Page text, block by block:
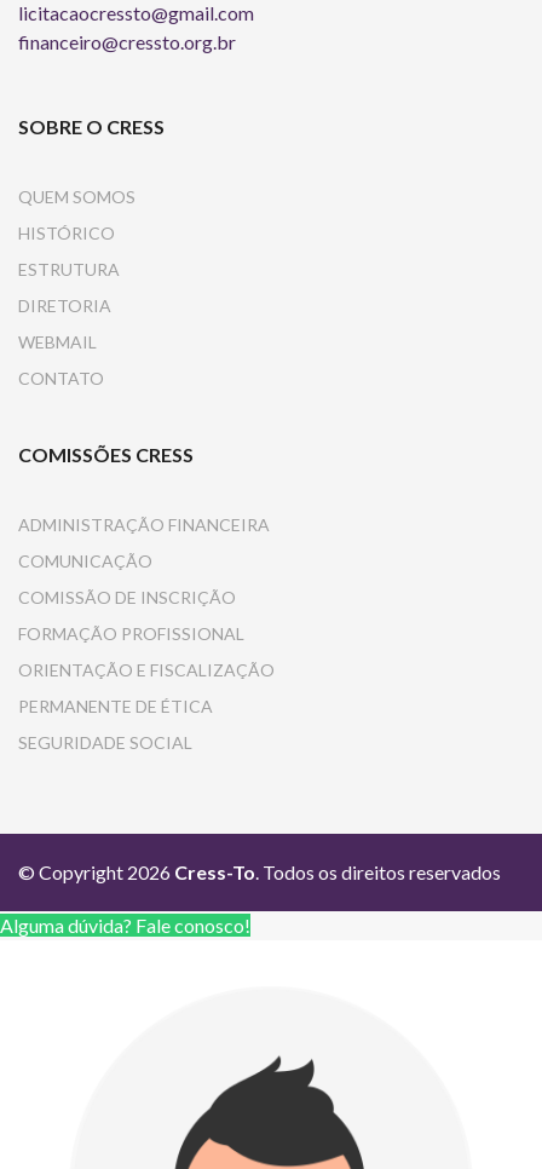
licitacaocressto@gmail.com
financeiro@cressto.org.br
SOBRE O CRESS
QUEM SOMOS
HISTÓRICO
ESTRUTURA
DIRETORIA
WEBMAIL
CONTATO
COMISSÕES CRESS
ADMINISTRAÇÃO FINANCEIRA
COMUNICAÇÃO
COMISSÃO DE INSCRIÇÃO
FORMAÇÃO PROFISSIONAL
ORIENTAÇÃO E FISCALIZAÇÃO
PERMANENTE DE ÉTICA
SEGURIDADE SOCIAL
© Copyright 2026 Cress-To. Todos os direitos reservados
Alguma dúvida? Fale conosco!